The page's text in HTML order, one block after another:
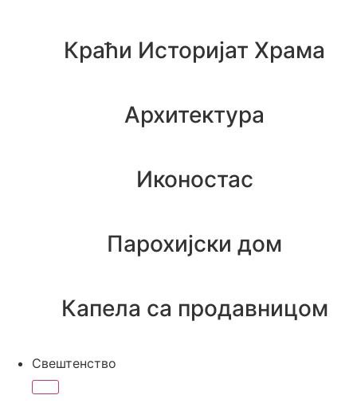
Краћи Историјат Храма
Архитектура
Иконостас
Парохијски дом
Капела са продавницом
Свештенство